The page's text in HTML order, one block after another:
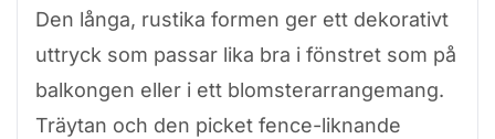
Den långa, rustika formen ger ett dekorativt
uttryck som passar lika bra i fönstret som på
balkongen eller i ett blomsterarrangemang.
Träytan och den picket fence-liknande